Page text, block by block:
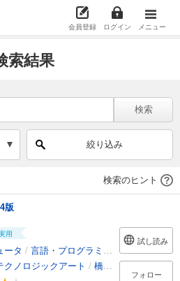
会員登録 ログイン メニュー
索結果
検索
絞り込み
検索のヒント
版
用
ータ / 言語・プログラミング
クノロジックアート / 橋本大輔
試し読み
フォロー